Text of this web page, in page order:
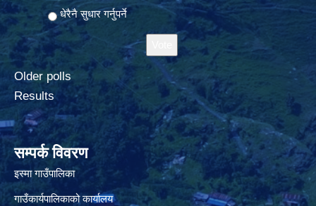
धेरैनै सुधार गर्नुपर्ने
Older polls
Results
सम्पर्क विवरण
इस्मा गाउँपालिका
गाउँकार्यपालिकाको कार्यालय